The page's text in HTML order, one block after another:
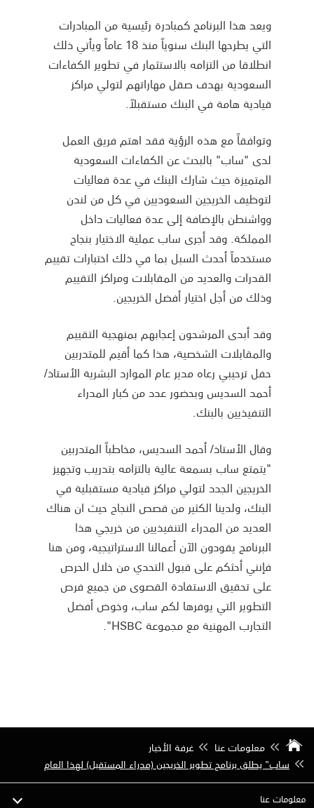
ويعد هذا البرنامج كمبادرة رئيسية من المبادرات
التي يطرحها البنك سنوياً منذ 18 عاماً ويأتي ذلك
انطلاقا من التزامه بالاستثمار في تطوير الكفاءات
السعودية بهدف صقل مهاراتهم لتولي مراكز
قيادية هامة في البنك مستقبلاً.
وتوافقاً مع هذه الرؤية فقد اهتم فريق العمل
لدى "ساب" بالبحث عن الكفاءات السعودية
المتميزة حيث شارك البنك في عدة فعاليات
لتوظيف الخريجين السعوديين في كل من لندن
وواشنطن بالإضافة إلى عدة فعاليات داخل
المملكة. وقد أجرى ساب عملية الاختيار بنجاح
مستخدماً أحدث السبل بما في ذلك اختبارات تقييم
القدرات والعديد من المقابلات ومراكز التقييم
وذلك من أجل اختيار أفضل الخريجين.
وقد أبدى المرشحون إعجابهم بمنهجية التقييم
والمقابلات الشخصية، هذا كما أقيم للمتدربين
حفل ترحيبي رعاه مدير عام الموارد البشرية الأستاذ/
أحمد السديس وبحضور عدد من كبار المدراء
التنفيذيين بالبنك.
وقال الأستاذ/ أحمد السديس، مخاطباً المتدربين
"يتمتع ساب بسمعة عالية بالتزامه بتدريب وتجهيز
الخريجين الجدد لتولي مراكز قيادية مستقبلية في
البنك، ولدينا الكثير من قصص النجاح حيث ان هناك
العديد من المدراء التنفيذيين من خريجي هذا
البرنامج يقودون الآن أعمالنا الاستراتيجية، ومن هنا
فإنني أحثكم على قبول التحدي من خلال الحرص
على تحقيق الاستفادة القصوى من جميع فرص
التطوير التي يوفرها لكم ساب، وخوض أفضل
التجارب المهنية مع مجموعة HSBC".
معلومات عنا
غرفة الأخبار
ساب" يطلق برنامج تطوير الخريجين (مدراء المستقبل) لهذا العام
معلومات عنا